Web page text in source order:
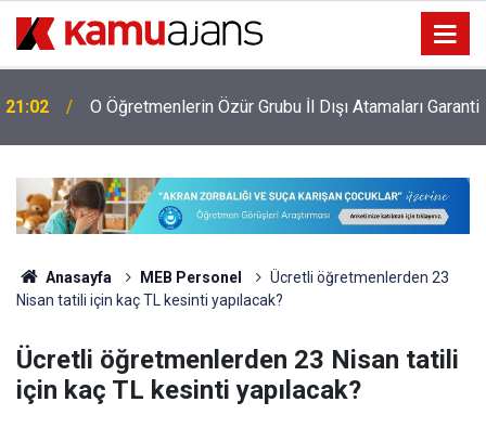
21:02 O Öğretmenlerin Özür Grubu İl Dışı Atamaları Garanti
Anasayfa MEB Personel
Ücretli öğretmenlerden 23
Nisan tatili için kaç TL kesinti yapılacak?
Ücretli öğretmenlerden 23 Nisan tatili
için kaç TL kesinti yapılacak?